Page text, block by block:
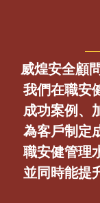
威煌安全顧
我們在職安
成功案例、
為客戶制定
職安健管理
並同時能提